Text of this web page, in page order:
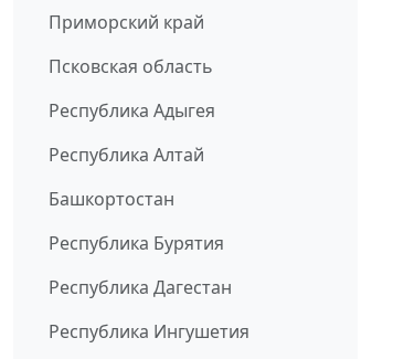
Приморский край
Псковская область
Республика Адыгея
Республика Алтай
Башкортостан
Республика Бурятия
Республика Дагестан
Республика Ингушетия